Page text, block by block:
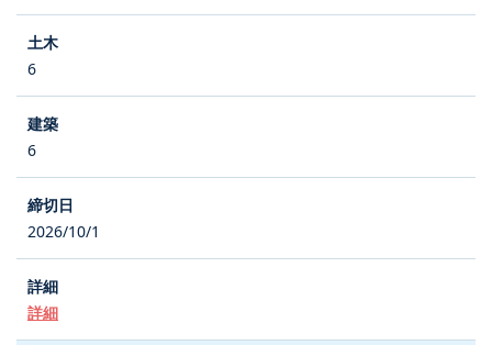
6
6
2026/10/1
詳細